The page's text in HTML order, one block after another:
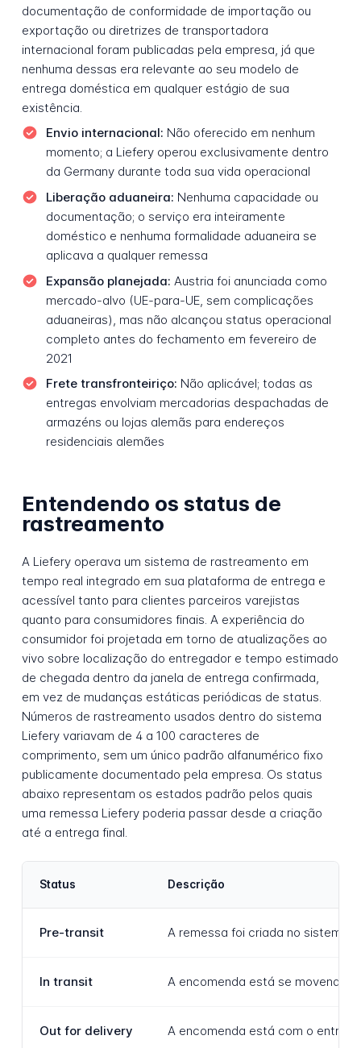
documentação de conformidade de importação ou
exportação ou diretrizes de transportadora
internacional foram publicadas pela empresa, já que
nenhuma dessas era relevante ao seu modelo de
entrega doméstica em qualquer estágio de sua
existência.
Envio internacional: Não oferecido em nenhum
momento; a Liefery operou exclusivamente dentro
da Germany durante toda sua vida operacional
Liberação aduaneira: Nenhuma capacidade ou
documentação; o serviço era inteiramente
doméstico e nenhuma formalidade aduaneira se
aplicava a qualquer remessa
Expansão planejada: Austria foi anunciada como
mercado-alvo (UE-para-UE, sem complicações
aduaneiras), mas não alcançou status operacional
completo antes do fechamento em fevereiro de
2021
Frete transfronteiriço: Não aplicável; todas as
entregas envolviam mercadorias despachadas de
armazéns ou lojas alemãs para endereços
residenciais alemães
Entendendo os status de
rastreamento
A Liefery operava um sistema de rastreamento em
tempo real integrado em sua plataforma de entrega e
acessível tanto para clientes parceiros varejistas
quanto para consumidores finais. A experiência do
consumidor foi projetada em torno de atualizações ao
vivo sobre localização do entregador e tempo estimado
de chegada dentro da janela de entrega confirmada,
em vez de mudanças estáticas periódicas de status.
Números de rastreamento usados dentro do sistema
Liefery variavam de 4 a 100 caracteres de
comprimento, sem um único padrão alfanumérico fixo
publicamente documentado pela empresa. Os status
abaixo representam os estados padrão pelos quais
uma remessa Liefery poderia passar desde a criação
até a entrega final.
Status Descrição
Pre-transit A remessa foi criada no sistema
In transit A encomenda está se movendo
Out for delivery A encomenda está com o